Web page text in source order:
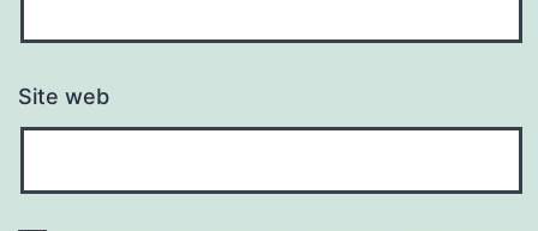
Site web